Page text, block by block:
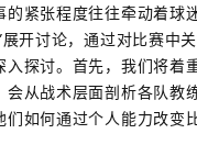
紧张程度往往牵动着球
开讨论，通过对比赛中
探讨。首先，我们将着
从战术层面剖析各队教
如何通过个人能力改变